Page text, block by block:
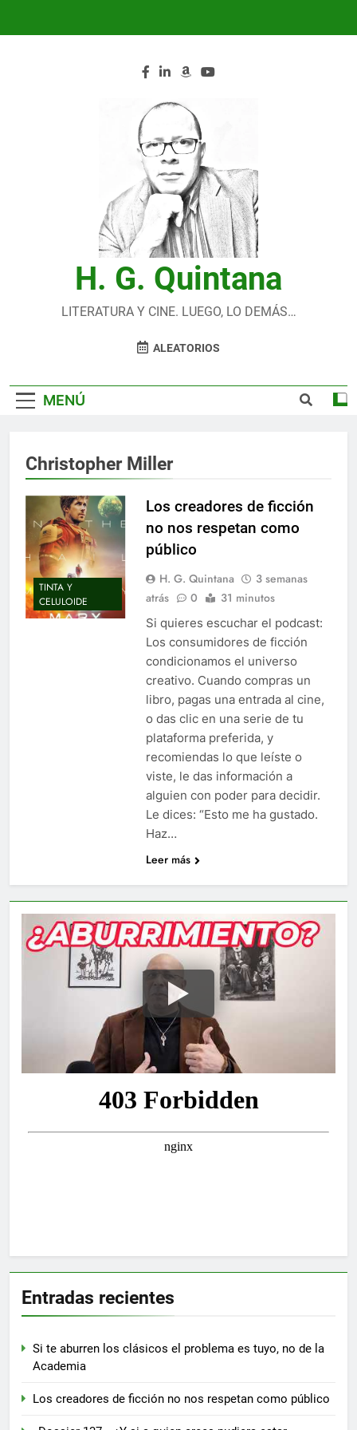
H. G. Quintana
LITERATURA Y CINE. LUEGO, LO DEMÁS…
ALEATORIOS
MENÚ
Christopher Miller
TINTA Y
CELULOIDE
Los creadores de ficción
no nos respetan como
público
H. G. Quintana
3 semanas
atrás
0 31 minutos
Si quieres escuchar el podcast:
Los consumidores de ficción
condicionamos el universo
creativo. Cuando compras un
libro, pagas una entrada al cine,
o das clic en una serie de tu
plataforma preferida, y
recomiendas lo que leíste o
viste, le das información a
alguien con poder para decidir.
Le dices: “Esto me ha gustado.
Haz…
Leer más
Entradas recientes
Si te aburren los clásicos el problema es tuyo, no de la
Academia
Los creadores de ficción no nos respetan como público